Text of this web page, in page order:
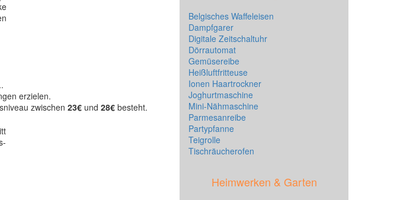
erzielen.
zwischen 23€ und 28€ besteht.
Belgisches Waffeleisen
Dampfgarer
Digitale Zeitschaltuhr
Dörrautomat
Gemüsereibe
Heißluftfritteuse
Ionen Haartrockner
Joghurtmaschine
Mini-Nähmaschine
Parmesanreibe
Partypfanne
Teigrolle
Tischräucherofen
Heimwerken & Garten